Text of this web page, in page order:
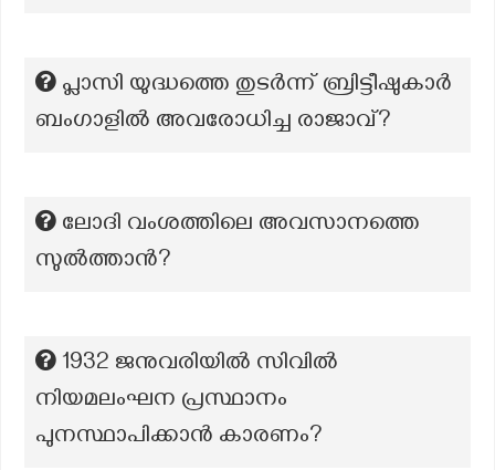
പ്ലാസി യുദ്ധത്തെ തുടർന്ന് ബ്രിട്ടീഷുകാർ
ബംഗാളിൽ അവരോധിച്ച രാജാവ്?
ലോദി വംശത്തിലെ അവസാനത്തെ
സുൽത്താൻ?
1932 ജനുവരിയിൽ സിവിൽ
നിയമലംഘന പ്രസ്ഥാനം
പുനസ്ഥാപിക്കാൻ കാരണം?